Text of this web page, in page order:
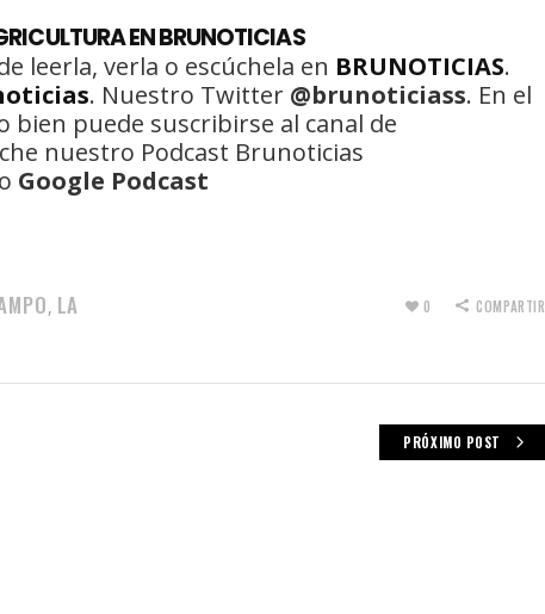
EN BRUNOTICIAS
leerla, verla o escúchela en BRUNOTICIAS.
. Nuestro Twitter @brunoticiass. En el
bien puede suscribirse al canal de
nuestro Podcast Brunoticias
o Google Podcast
, LA
0 COMPARTIR
PRÓXIMO POST